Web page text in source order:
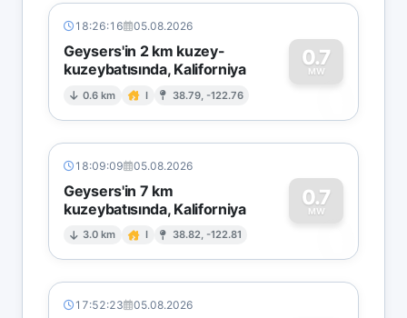
18:26:16 05.08.2026
Geysers'in 2 km kuzey-
kuzeybatısında, Kaliforniya
0.6 km I 38.79, -122.76
0.7
MW
0
18:09:09 05.08.2026
Geysers'in 7 km
kuzeybatısında, Kaliforniya
3.0 km I 38.82, -122.81
0.7
MW
0
17:52:23 05.08.2026